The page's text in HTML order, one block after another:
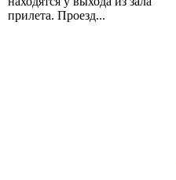
прилета. Проезд...